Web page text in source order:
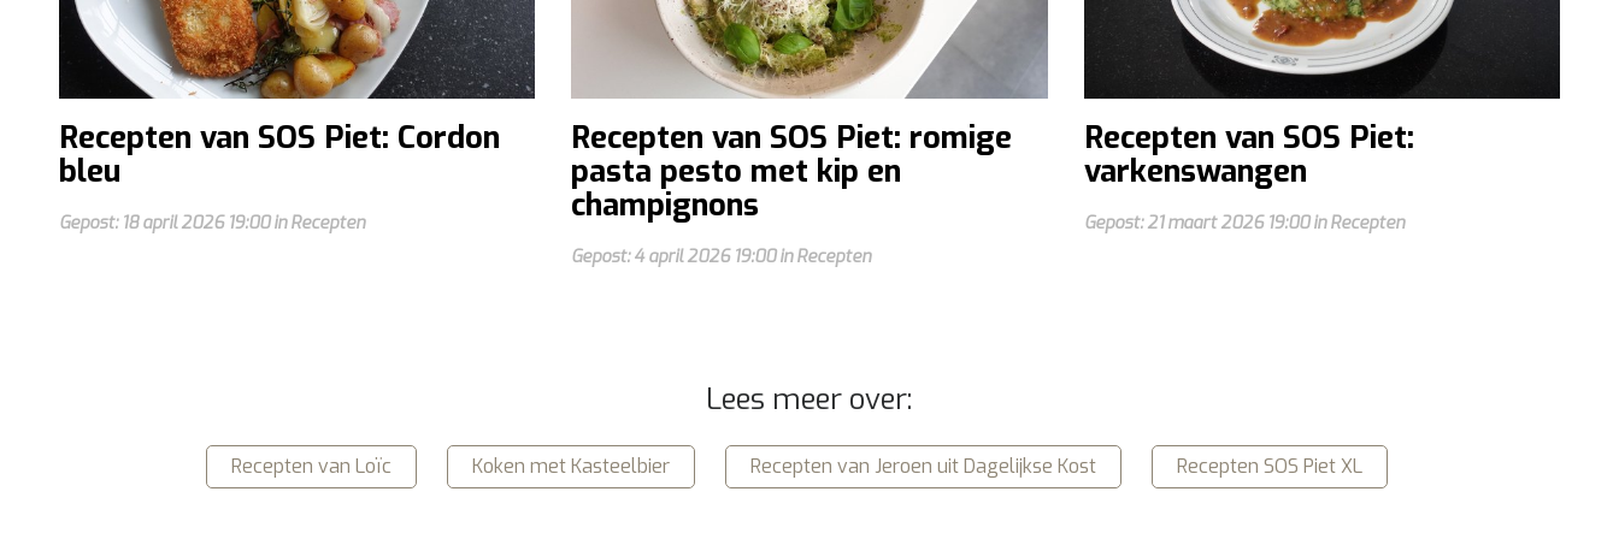
Recepten van SOS Piet: Cordon
bleu
Gepost: 18 april 2026 19:00 in Recepten
Recepten van SOS Piet: romige
pasta pesto met kip en
champignons
Gepost: 4 april 2026 19:00 in Recepten
Recepten van SOS Piet:
varkenswangen
Gepost: 21 maart 2026 19:00 in Recepten
Lees meer over:
Recepten van Loïc Koken met Kasteelbier Recepten van Jeroen uit Dagelijkse Kost Recepten SOS Piet XL